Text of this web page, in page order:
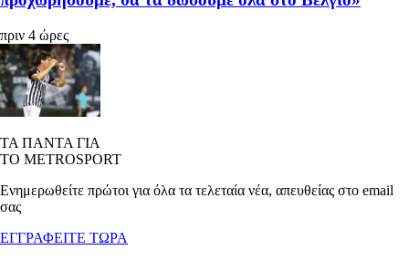
πριν 4 ώρες
ΤΑ ΠΑΝΤΑ ΓΙΑ
ΤΟ METROSPORT
Ενημερωθείτε πρώτοι για όλα τα τελεταία νέα, απευθείας στο email
σας
ΕΓΓΡΑΦΕΙΤΕ ΤΩΡΑ